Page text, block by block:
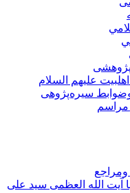
علیهم السلام
سيره‌پژوهی
مراسم
ومراجع
آیت الله العظمی سید علی